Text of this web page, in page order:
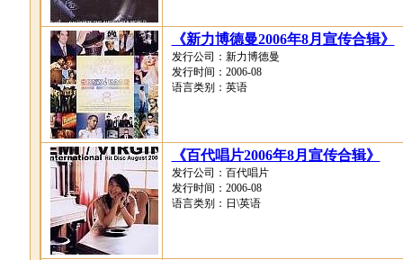
《新力博德曼2006年8月宣传合辑》
发行公司：新力博德曼
发行时间：2006-08
语言类别：英语
《百代唱片2006年8月宣传合辑》
发行公司：百代唱片
发行时间：2006-08
语言类别：日\英语